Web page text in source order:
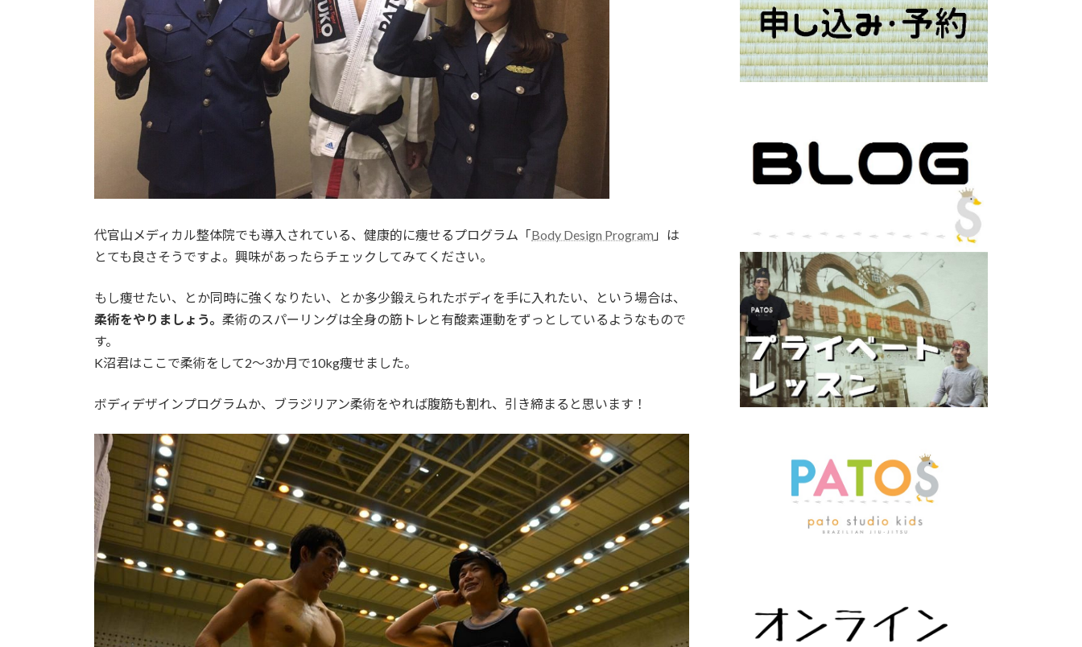
代官山メディカル整体院でも導入されている、健康的に痩せるプログラム「Body Design Program 」は
とても良さそうですよ。興味があったらチェックしてみてください。
もし痩せたい、とか同時に強くなりたい、とか多少鍛えられたボディを手に入れたい、という場合は、
柔術をやりましょう。 柔術のスパーリングは全身の筋トレと有酸素運動をずっとしているようなもので
す。
K沼君はここで柔術をして2～3か月で10kg痩せました。
ボディデザインプログラムか、ブラジリアン柔術をやれば腹筋も割れ、引き締まると思います！